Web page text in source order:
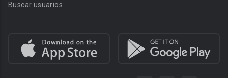
Buscar usuarios